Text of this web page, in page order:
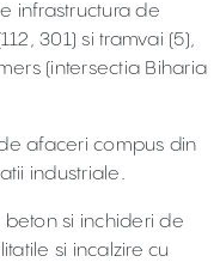
infrastructura de
301) si tramvai (5),
(intersectia Biharia
afaceri compus din
industriale.
si inchideri de
si incalzire cu